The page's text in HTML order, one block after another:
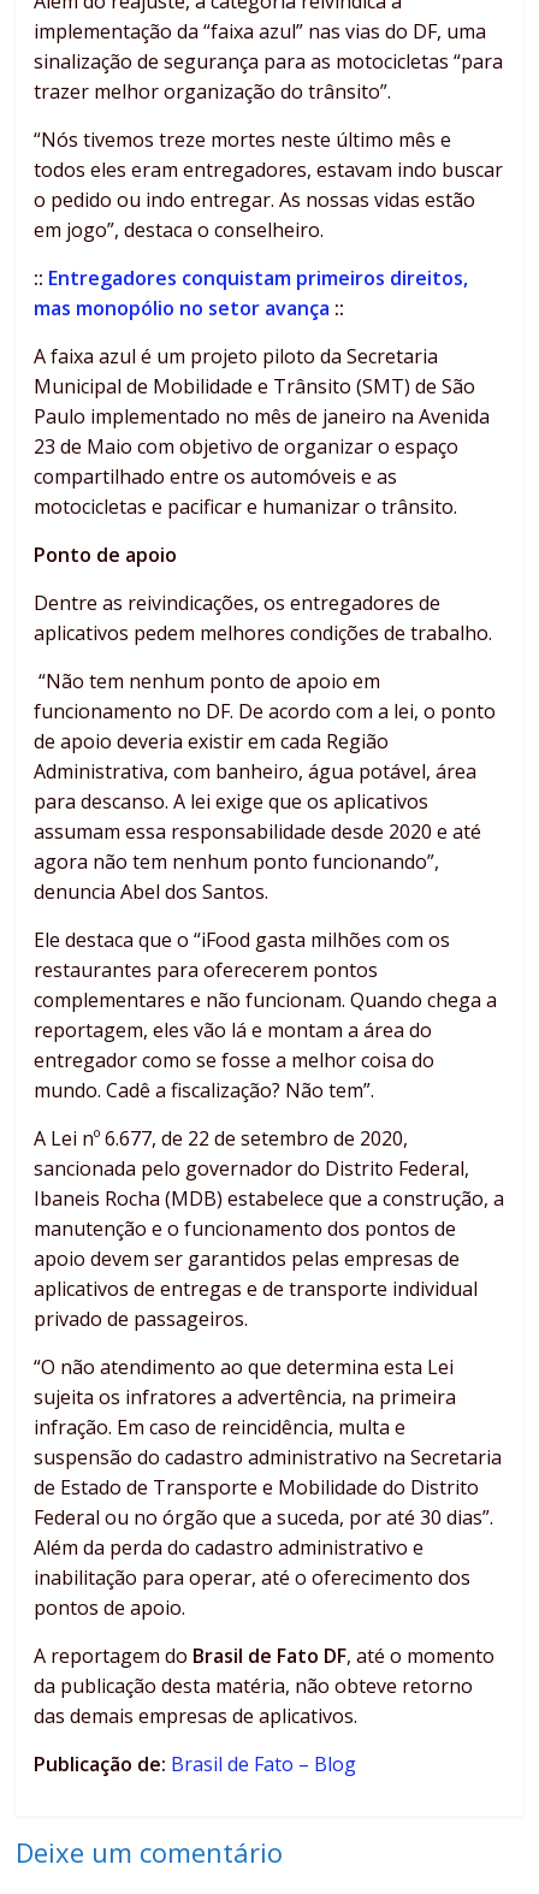
implementação da “faixa azul” nas vias do DF, uma
sinalização de segurança para as motocicletas “para
trazer melhor organização do trânsito”.
“Nós tivemos treze mortes neste último mês e
todos eles eram entregadores, estavam indo buscar
o pedido ou indo entregar. As nossas vidas estão
em jogo”, destaca o conselheiro.
:: Entregadores conquistam primeiros direitos,
mas monopólio no setor avança ::
A faixa azul é um projeto piloto da Secretaria
Municipal de Mobilidade e Trânsito (SMT) de São
Paulo implementado no mês de janeiro na Avenida
23 de Maio com objetivo de organizar o espaço
compartilhado entre os automóveis e as
motocicletas e pacificar e humanizar o trânsito.
Ponto de apoio
Dentre as reivindicações, os entregadores de
aplicativos pedem melhores condições de trabalho.
“Não tem nenhum ponto de apoio em
funcionamento no DF. De acordo com a lei, o ponto
de apoio deveria existir em cada Região
Administrativa, com banheiro, água potável, área
para descanso. A lei exige que os aplicativos
assumam essa responsabilidade desde 2020 e até
agora não tem nenhum ponto funcionando”,
denuncia Abel dos Santos.
Ele destaca que o “iFood gasta milhões com os
restaurantes para oferecerem pontos
complementares e não funcionam. Quando chega a
reportagem, eles vão lá e montam a área do
entregador como se fosse a melhor coisa do
mundo. Cadê a fiscalização? Não tem”.
A Lei nº 6.677, de 22 de setembro de 2020,
sancionada pelo governador do Distrito Federal,
Ibaneis Rocha (MDB) estabelece que a construção, a
manutenção e o funcionamento dos pontos de
apoio devem ser garantidos pelas empresas de
aplicativos de entregas e de transporte individual
privado de passageiros.
“O não atendimento ao que determina esta Lei
sujeita os infratores a advertência, na primeira
infração. Em caso de reincidência, multa e
suspensão do cadastro administrativo na Secretaria
de Estado de Transporte e Mobilidade do Distrito
Federal ou no órgão que a suceda, por até 30 dias”.
Além da perda do cadastro administrativo e
inabilitação para operar, até o oferecimento dos
pontos de apoio.
A reportagem do Brasil de Fato DF, até o momento
da publicação desta matéria, não obteve retorno
das demais empresas de aplicativos.
Publicação de: Brasil de Fato – Blog
Deixe um comentário